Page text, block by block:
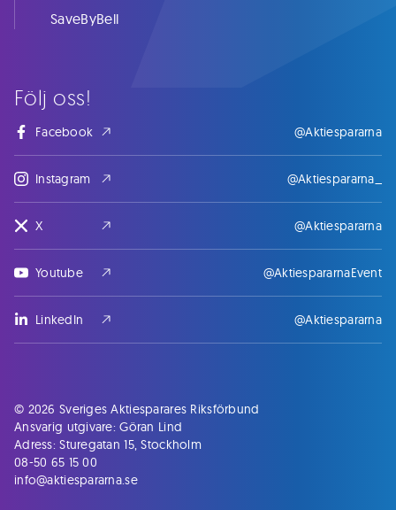
Följ oss!
Facebook @Aktiespararna
Instagram @Aktiespararna_
X @Aktiespararna
Youtube @AktiespararnaEvent
LinkedIn @Aktiespararna
SaveByBell
© 2026 Sveriges Aktiesparares Riksförbund
Ansvarig utgivare: Göran Lind
Adress: Sturegatan 15, Stockholm
08-50 65 15 00
info@aktiespararna.se